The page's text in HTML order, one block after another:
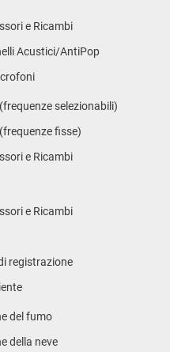
e Ricambi
Acustici/AntiPop
selezionabili)
fisse)
e Ricambi
e Ricambi
registrazione
del fumo
della neve